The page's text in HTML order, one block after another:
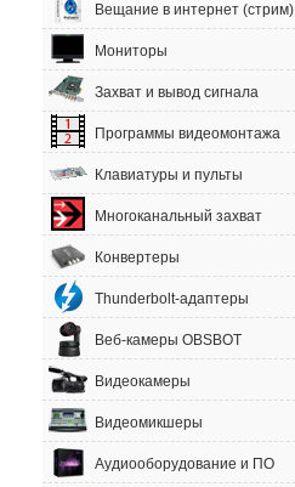
Вещание в интернет (стрим)
Мониторы
Захват и вывод сигнала
Программы видеомонтажа
Клавиатуры и пульты
Многоканальный захват
Конвертеры
Thunderbolt-адаптеры
Веб-камеры OBSBOT
Видеокамеры
Видеомикшеры
Аудиооборудование и ПО